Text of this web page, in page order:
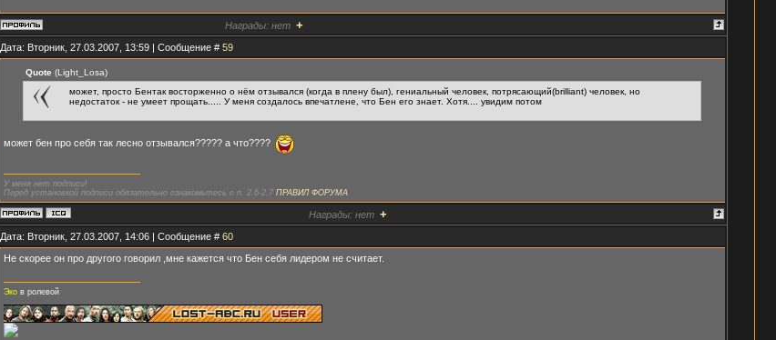
Награды: нет +
Дата: Вторник, 27.03.2007, 13:59 | Сообщение # 59
Quote (Light_Losa)
может, просто Бентак восторженно о нём отзывался (когда в плену был), гениальный человек, потрясающий(brilliant) человек, но
недостаток - не умеет прощать..... У меня создалось впечатлене, что Бен его знает. Хотя.... увидим потом
может бен про себя так лесно отзывался????? а что????
У меня нет подписи!
Перед установкой подписи обязательно ознакомьтесь с п. 2.6-2.7 ПРАВИЛ ФОРУМА
Награды: нет +
Дата: Вторник, 27.03.2007, 14:06 | Сообщение # 60
Не скорее он про другого говорил ,мне кажется что Бен себя лидером не считает.
Эков ролевой